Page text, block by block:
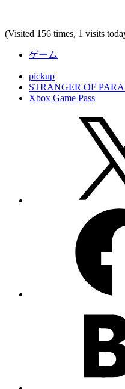
(Visited 156 times, 1 visits
ゲーム
pickup
STRANGER OF
Xbox Game Pass